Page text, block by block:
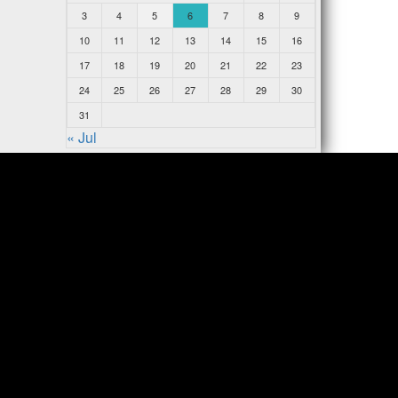
3
4 5 6 7 8
9
10
11 12 13 14 15
16
17
18 19 20 21 22
23
24
25 26 27 28 29
30
31
« Jul